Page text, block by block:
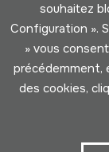
souhaitez
Configuration ».
» vous
précédemment,
des cookies,